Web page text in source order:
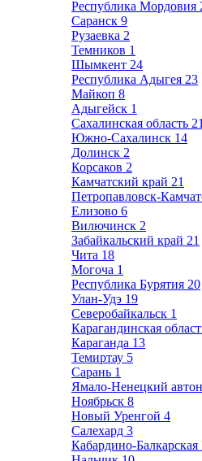
Республика Мордовия
Саранск 9
Рузаевка 2
Темников 1
Шымкент 24
Республика Адыгея 23
Майкоп 8
Адыгейск 1
Сахалинская область 21
Южно-Сахалинск 14
Долинск 2
Корсаков 2
Камчатский край 21
Петропавловск-
Елизово 6
Вилючинск 2
Забайкальский край 21
Чита 18
Могоча 1
Республика Бурятия 20
Улан-Удэ 19
Северобайкальск 1
Карагандинская
Караганда 13
Темиртау 5
Сарань 1
Ямало-Ненецкий
Ноябрьск 8
Новый Уренгой 4
Салехард 3
Кабардино-Балкарская